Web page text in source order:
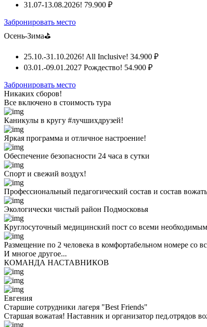
31.07-13.08.2026! 79.900 ₽
Забронировать место
Осень-Зима⛳
25.10.-31.10.2026! All Inclusive! 34.900 ₽
03.01.-09.01.2027 Рождество! 54.900 ₽
Забронировать место
Никаких сборов!
Все включено в стоимость тура
Каникулы в кругу #лучшихдрузей!
Яркая программа и отличное настроение!
Обеспечение безопасности 24 часа в сутки
Спорт и свежий воздух!
Профессиональный педагогический состав и состав
Экологически чистый район Подмосковья
Круглосуточный медицинский пост со всеми
Размещение по 2 человека в комфортабельном номере со
И многое другое...
КОМАНДА НАСТАВНИКОВ
Евгения
Старшие сотрудники лагеря "Best Friends"
Старшая вожатая! Наставник и организатор пед.отрядов